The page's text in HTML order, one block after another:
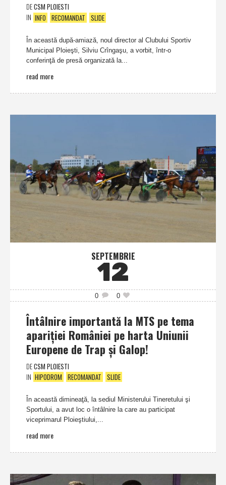
DECSM PLOIESTI
IN INFO RECOMANDAT SLIDE
În această după-amiază, noul director al Clubului Sportiv
Municipal Ploieşti, Silviu Crîngaşu, a vorbit, într-o
conferinţă de presă organizată la...
read more
SEPTEMBRIE
12
0 0
Întâlnire importantă la MTS pe tema
apariţiei României pe harta Uniunii
Europene de Trap şi Galop!
DECSM PLOIESTI
IN HIPODROM RECOMANDAT SLIDE
În această dimineaţă, la sediul Ministerului Tineretului şi
Sportului, a avut loc o întâlnire la care au participat
viceprimarul Ploieştiului,...
read more